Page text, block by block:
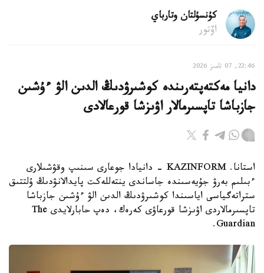
كۇنسۇلتان وتارباي
اۆتور
22:46, 07 تامىز 2026
دانيا مەكتەپتەرىندە كوشىرۋدىڭ الدىن الۋ ءۇشىن
جازباشا تاپسىرمالار اۋىزشا قورعالادى
استانا. KAZINFORM - دانيادا جوعارى سىنىپ وقۋشىلارى
ءبىلىم بەرۋ جۇيەسىندە جاساندى ينتەللەكت پايدالانۋدىڭ ۇلتتىق
ستراتەگياسى اياسىندا كوشىرۋدىڭ الدىن الۋ ءۇشىن جازباشا
تاپسىرمالاردى اۋىزشا قورعاۋى كەرەك، دەپ حابارلايدى The
Guardian.